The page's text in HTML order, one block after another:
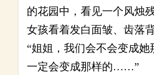
的花园中，看见一个风烛
女孩看着发白面皱、齿落
“姐姐，我们会不会变成她
一定会变成那样的……”